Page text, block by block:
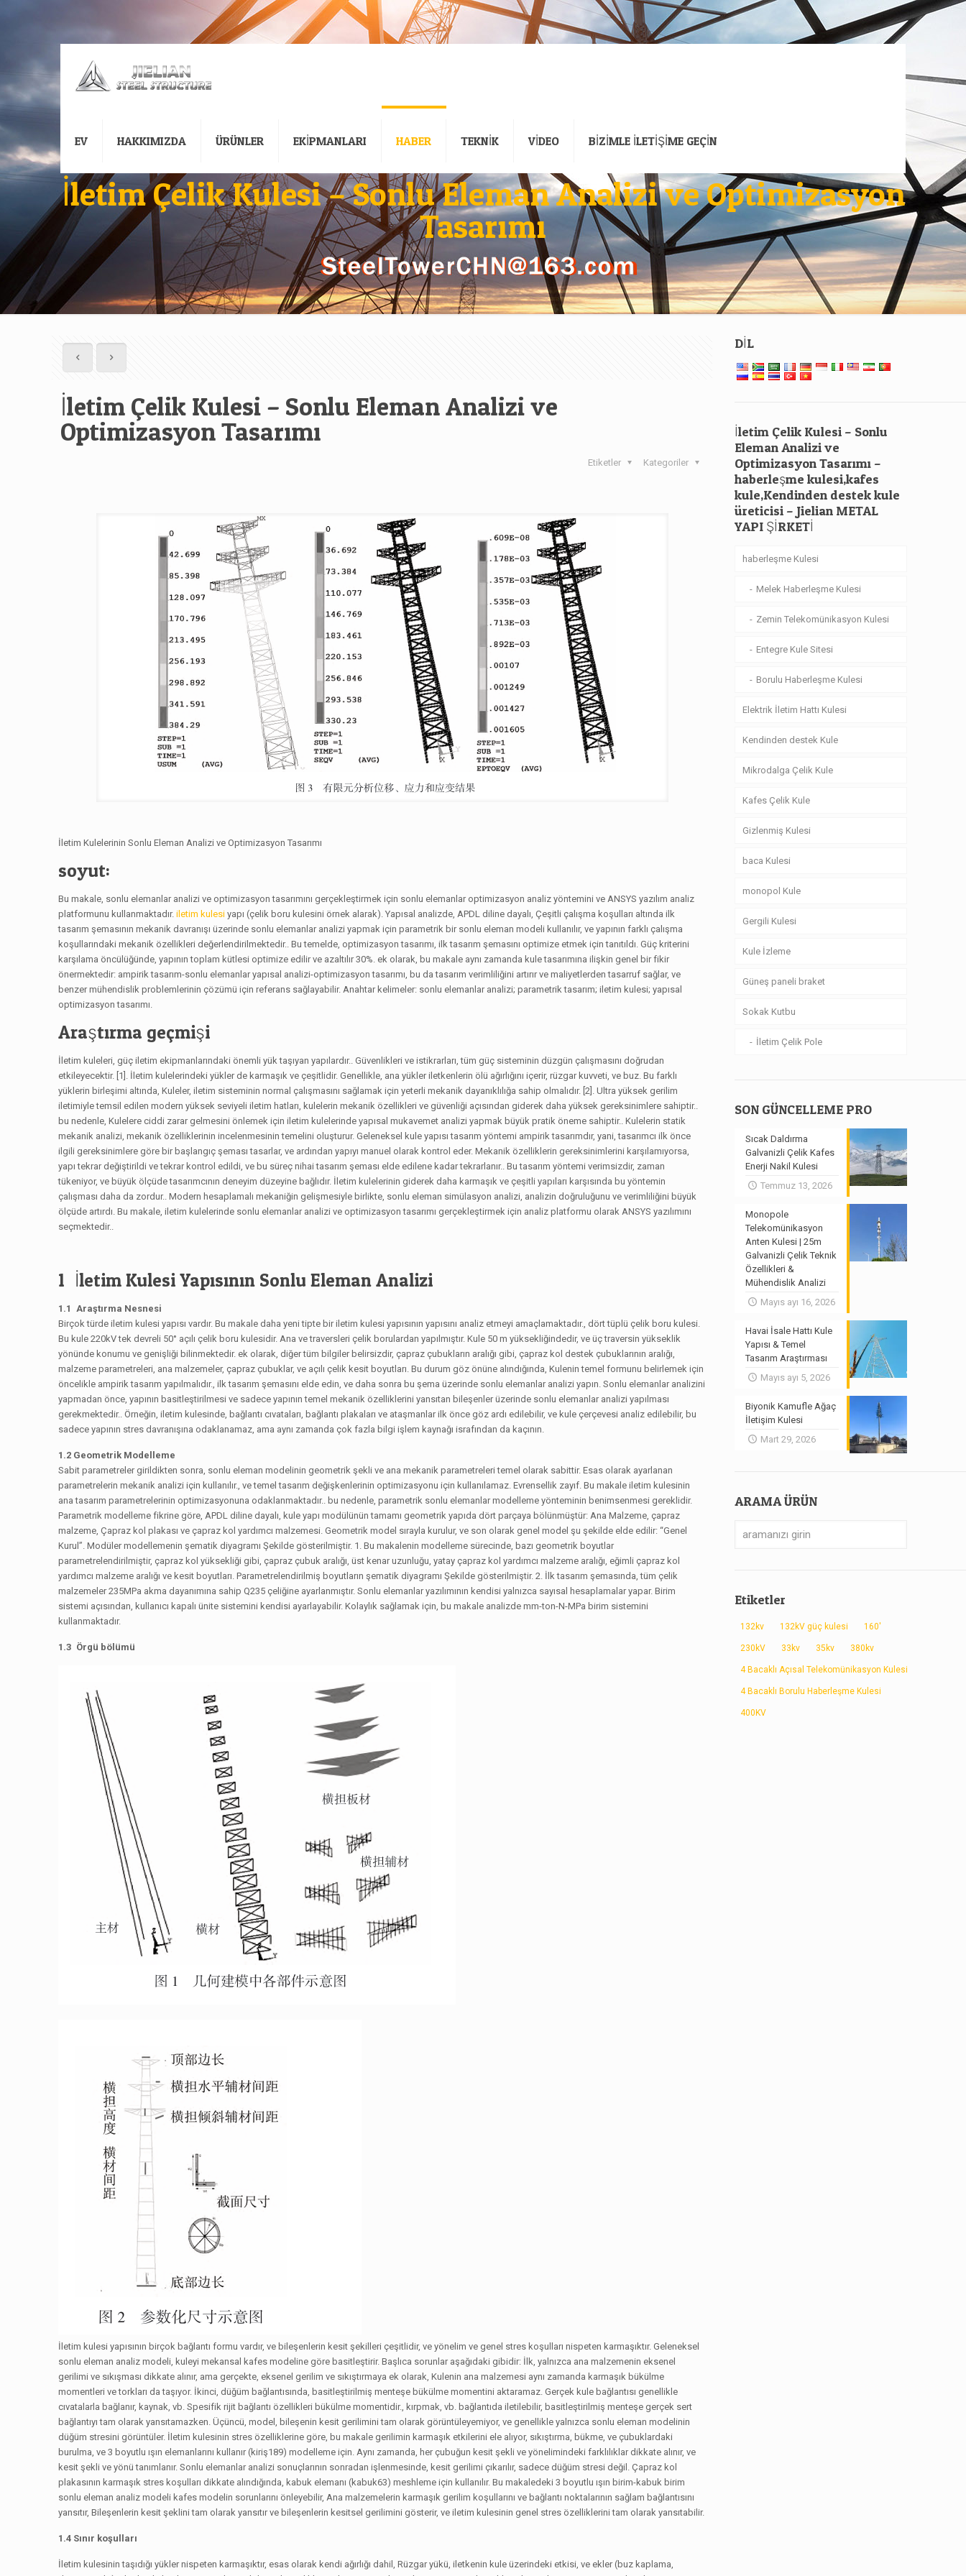
EV HAKKIMIZDA ÜRÜNLER EKİPMANLARI HABER TEKNİK VİDEO BİZİMLE İLETİŞİME GEÇİN
İletim Çelik Kulesi – Sonlu Eleman Analizi ve Optimizasyon
Tasarımı
İletim Çelik Kulesi – Sonlu Eleman Analizi ve
Optimizasyon Tasarımı
Kategoriler
Etiketler
İletim Kulelerinin Sonlu Eleman Analizi ve Optimizasyon Tasarımı
soyut:
Bu makale, sonlu elemanlar analizi ve optimizasyon tasarımını gerçekleştirmek için sonlu elemanlar optimizasyon analiz yöntemini ve ANSYS yazılım analiz
platformunu kullanmaktadır.iletim kulesi yapı (çelik boru kulesini örnek alarak). Yapısal analizde, APDL diline dayalı, Çeşitli çalışma koşulları altında ilk
tasarım şemasının mekanik davranışı üzerinde sonlu elemanlar analizi yapmak için parametrik bir sonlu eleman modeli kullanılır, ve yapının farklı çalışma
koşullarındaki mekanik özellikleri değerlendirilmektedir.. Bu temelde, optimizasyon tasarımı, ilk tasarım şemasını optimize etmek için tanıtıldı. Güç kriterini
karşılama öncülüğünde, yapının toplam kütlesi optimize edilir ve azaltılır 30%. ek olarak, bu makale aynı zamanda kule tasarımına ilişkin genel bir fikir
önermektedir: ampirik tasarım-sonlu elemanlar yapısal analizi-optimizasyon tasarımı, bu da tasarım verimliliğini artırır ve maliyetlerden tasarruf sağlar, ve
benzer mühendislik problemlerinin çözümü için referans sağlayabilir. Anahtar kelimeler: sonlu elemanlar analizi; parametrik tasarım; iletim kulesi; yapısal
optimizasyon tasarımı.
Araştırma geçmişi
İletim kuleleri, güç iletim ekipmanlarındaki önemli yük taşıyan yapılardır.. Güvenlikleri ve istikrarları, tüm güç sisteminin düzgün çalışmasını doğrudan
etkileyecektir. [1]. İletim kulelerindeki yükler de karmaşık ve çeşitlidir. Genellikle, ana yükler iletkenlerin ölü ağırlığını içerir, rüzgar kuvveti, ve buz. Bu farklı
yüklerin birleşimi altında, Kuleler, iletim sisteminin normal çalışmasını sağlamak için yeterli mekanik dayanıklılığa sahip olmalıdır. [2]. Ultra yüksek gerilim
iletimiyle temsil edilen modern yüksek seviyeli iletim hatları, kulelerin mekanik özellikleri ve güvenliği açısından giderek daha yüksek gereksinimlere sahiptir..
bu nedenle, Kulelere ciddi zarar gelmesini önlemek için iletim kulelerinde yapısal mukavemet analizi yapmak büyük pratik öneme sahiptir.. Kulelerin statik
mekanik analizi, mekanik özelliklerinin incelenmesinin temelini oluşturur. Geleneksel kule yapısı tasarım yöntemi ampirik tasarımdır, yani, tasarımcı ilk önce
ilgili gereksinimlere göre bir başlangıç ​​şeması tasarlar, ve ardından yapıyı manuel olarak kontrol eder. Mekanik özelliklerin gereksinimlerini karşılamıyorsa,
yapı tekrar değiştirildi ve tekrar kontrol edildi, ve bu süreç nihai tasarım şeması elde edilene kadar tekrarlanır.. Bu tasarım yöntemi verimsizdir, zaman
tükeniyor, ve büyük ölçüde tasarımcının deneyim düzeyine bağlıdır. İletim kulelerinin giderek daha karmaşık ve çeşitli yapıları karşısında bu yöntemin
çalışması daha da zordur.. Modern hesaplamalı mekaniğin gelişmesiyle birlikte, sonlu eleman simülasyon analizi, analizin doğruluğunu ve verimliliğini büyük
ölçüde artırdı. Bu makale, iletim kulelerinde sonlu elemanlar analizi ve optimizasyon tasarımı gerçekleştirmek için analiz platformu olarak ANSYS yazılımını
seçmektedir..
1 İletim Kulesi Yapısının Sonlu Eleman Analizi
1.1 Araştırma Nesnesi
Birçok türde iletim kulesi yapısı vardır. Bu makale daha yeni tipte bir iletim kulesi yapısının yapısını analiz etmeyi amaçlamaktadır., dört tüplü çelik boru kulesi.
Bu kule 220kV tek devreli 50° açılı çelik boru kulesidir. Ana ve traversleri çelik borulardan yapılmıştır. Kule 50 m yüksekliğindedir, ve üç traversin yükseklik
yönünde konumu ve genişliği bilinmektedir. ek olarak, diğer tüm bilgiler belirsizdir, çapraz çubukların aralığı gibi, çapraz kol destek çubuklarının aralığı,
malzeme parametreleri, ana malzemeler, çapraz çubuklar, ve açılı çelik kesit boyutları. Bu durum göz önüne alındığında, Kulenin temel formunu belirlemek için
öncelikle ampirik tasarım yapılmalıdır., ilk tasarım şemasını elde edin, ve daha sonra bu şema üzerinde sonlu elemanlar analizi yapın. Sonlu elemanlar analizini
yapmadan önce, yapının basitleştirilmesi ve sadece yapının temel mekanik özelliklerini yansıtan bileşenler üzerinde sonlu elemanlar analizi yapılması
gerekmektedir.. Örneğin, iletim kulesinde, bağlantı cıvataları, bağlantı plakaları ve ataşmanlar ilk önce göz ardı edilebilir, ve kule çerçevesi analiz edilebilir, bu
sadece yapının stres davranışına odaklanamaz, ama aynı zamanda çok fazla bilgi işlem kaynağı israfından da kaçının.
1.2 Geometrik Modelleme
Sabit parametreler girildikten sonra, sonlu eleman modelinin geometrik şekli ve ana mekanik parametreleri temel olarak sabittir. Esas olarak ayarlanan
parametrelerin mekanik analizi için kullanılır., ve temel tasarım değişkenlerinin optimizasyonu için kullanılamaz. Evrensellik zayıf. Bu makale iletim kulesinin
ana tasarım parametrelerinin optimizasyonuna odaklanmaktadır.. bu nedenle, parametrik sonlu elemanlar modelleme yönteminin benimsenmesi gereklidir.
Parametrik modelleme fikrine göre, APDL diline dayalı, kule yapı modülünün tamamı geometrik yapıda dört parçaya bölünmüştür: Ana Malzeme, çapraz
malzeme, Çapraz kol plakası ve çapraz kol yardımcı malzemesi. Geometrik model sırayla kurulur, ve son olarak genel model şu şekilde elde edilir: “Genel
Kurul”. Modüler modellemenin şematik diyagramı Şekilde gösterilmiştir. 1. Bu makalenin modelleme sürecinde, bazı geometrik boyutlar
parametrelendirilmiştir, çapraz kol yüksekliği gibi, çapraz çubuk aralığı, üst kenar uzunluğu, yatay çapraz kol yardımcı malzeme aralığı, eğimli çapraz kol
yardımcı malzeme aralığı ve kesit boyutları. Parametrelendirilmiş boyutların şematik diyagramı Şekilde gösterilmiştir. 2. İlk tasarım şemasında, tüm çelik
malzemeler 235MPa akma dayanımına sahip Q235 çeliğine ayarlanmıştır. Sonlu elemanlar yazılımının kendisi yalnızca sayısal hesaplamalar yapar. Birim
sistemi açısından, kullanıcı kapalı ünite sistemini kendisi ayarlayabilir. Kolaylık sağlamak için, bu makale analizde mm-ton-N-MPa birim sistemini
kullanmaktadır.
1.3 Örgü bölümü
İletim kulesi yapısının birçok bağlantı formu vardır, ve bileşenlerin kesit şekilleri çeşitlidir, ve yönelim ve genel stres koşulları nispeten karmaşıktır. Geleneksel
sonlu eleman analiz modeli, kuleyi mekansal kafes modeline göre basitleştirir. Başlıca sorunlar aşağıdaki gibidir: İlk, yalnızca ana malzemenin eksenel
gerilimi ve sıkışması dikkate alınır, ama gerçekte, eksenel gerilim ve sıkıştırmaya ek olarak, Kulenin ana malzemesi aynı zamanda karmaşık bükülme
momentleri ve torkları da taşıyor. İkinci, düğüm bağlantısında, basitleştirilmiş menteşe bükülme momentini aktaramaz. Gerçek kule bağlantısı genellikle
cıvatalarla bağlanır, kaynak, vb. Spesifik rijit bağlantı özellikleri bükülme momentidir., kırpmak, vb. bağlantıda iletilebilir, basitleştirilmiş menteşe gerçek sert
bağlantıyı tam olarak yansıtamazken. Üçüncü, model, bileşenin kesit gerilimini tam olarak görüntüleyemiyor, ve genellikle yalnızca sonlu eleman modelinin
düğüm stresini görüntüler. İletim kulesinin stres özelliklerine göre, bu makale gerilimin karmaşık etkilerini ele alıyor, sıkıştırma, bükme, ve çubuklardaki
burulma, ve 3 boyutlu ışın elemanlarını kullanır (kiriş189) modelleme için. Aynı zamanda, her çubuğun kesit şekli ve yönelimindeki farklılıklar dikkate alınır, ve
kesit şekli ve yönü tanımlanır. Sonlu elemanlar analizi sonuçlarının sonradan işlenmesinde, kesit gerilimi çıkarılır, sadece düğüm stresi değil. Çapraz kol
plakasının karmaşık stres koşulları dikkate alındığında, kabuk elemanı (kabuk63) meshleme için kullanılır. Bu makaledeki 3 boyutlu ışın birim-kabuk birim
sonlu eleman analiz modeli kafes modelin sorunlarını önleyebilir, Ana malzemelerin karmaşık gerilim koşullarını ve bağlantı noktalarının sağlam bağlantısını
yansıtır, Bileşenlerin kesit şeklini tam olarak yansıtır ve bileşenlerin kesitsel gerilimini gösterir, ve iletim kulesinin genel stres özelliklerini tam olarak yansıtabilir.
1.4 Sınır koşulları
İletim kulesinin taşıdığı yükler nispeten karmaşıktır, esas olarak kendi ağırlığı dahil, Rüzgar yükü, iletkenin kule üzerindeki etkisi, ve ekler (buz kaplama,
DİL
İletim Çelik Kulesi – Sonlu
Eleman Analizi ve
Optimizasyon Tasarımı –
haberleşme kulesi,kafes
kule,Kendinden destek kule
üreticisi – Jielian METAL
YAPI ŞİRKETİ
haberleşme Kulesi
Melek Haberleşme Kulesi
Zemin Telekomünikasyon Kulesi
Entegre Kule Sitesi
Borulu Haberleşme Kulesi
Elektrik İletim Hattı Kulesi
Kendinden destek Kule
Mikrodalga Çelik Kule
Kafes Çelik Kule
Gizlenmiş Kulesi
baca Kulesi
monopol Kule
Gergili Kulesi
Kule İzleme
Güneş paneli braket
Sokak Kutbu
İletim Çelik Pole
SON GÜNCELLEME PRO
Sıcak Daldırma
Galvanizli Çelik Kafes
Enerji Nakil Kulesi
Temmuz 13, 2026
Monopole
Telekomünikasyon
Anten Kulesi | 25m
Galvanizli Çelik Teknik
Özellikleri &
Mühendislik Analizi
Mayıs ayı 16, 2026
Havai İsale Hattı Kule
Yapısı & Temel
Tasarım Araştırması
Mayıs ayı 5, 2026
Biyonik Kamufle Ağaç
İletişim Kulesi
Mart 29, 2026
ARAMA ÜRÜN
Etiketler
132kv 132kV güç kulesi 160'
230kV 33kv 35kv 380kv
4 Bacaklı Açısal Telekomünikasyon Kulesi
4 Bacaklı Borulu Haberleşme Kulesi
400KV